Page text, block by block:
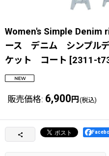
Women's Simple Denim
ース デニム シンプル
ケット コート [2311-
販売価格: 6,900 円 (税込)